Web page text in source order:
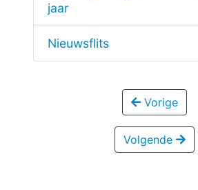
jaar
Nieuwsflits
Vorige
Volgende